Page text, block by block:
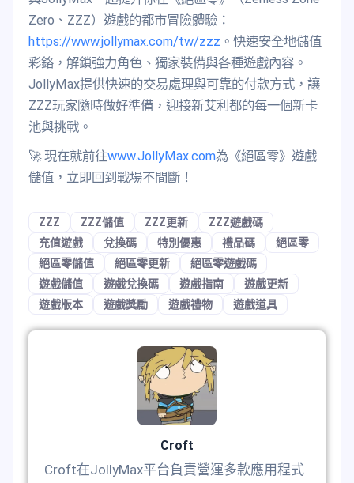
Zero、ZZZ）遊戲的都市冒險體驗：
https://www.jollymax.com/tw/zzz 。快速安全地儲值
彩鉻，解鎖強力角色、獨家裝備與各種遊戲內容。
JollyMax提供快速的交易處理與可靠的付款方式，讓
ZZZ玩家隨時做好準備，迎接新艾利都的每一個新卡
池與挑戰。
🚀 現在就前往www.JollyMax.com為《絕區零》遊戲
儲值，立即回到戰場不間斷！
ZZZ ZZZ儲值 ZZZ更新
ZZZ遊戲碼
充值遊戲
兌換碼 特別優惠 禮品碼
絕區零
絕區零儲值
絕區零更新
絕區零遊戲碼
遊戲儲值
遊戲兌換碼 遊戲指南
遊戲更新
遊戲版本
遊戲獎勵 遊戲禮物 遊戲道具
Croft
Croft在JollyMax平台負責營運多款應用程式